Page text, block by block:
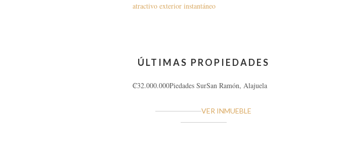
atractivo exterior instantáneo
ÚLTIMAS PROPIEDADES
₡32.000.000Piedades SurSan Ramón, Alajuela
VER INMUEBLE